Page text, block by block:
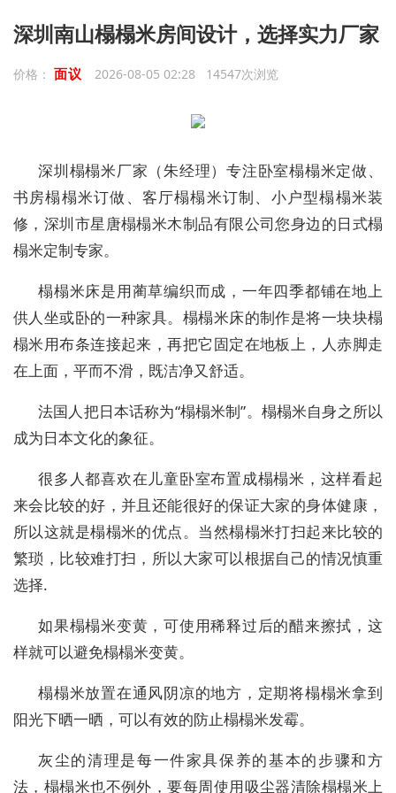
深圳南山榻榻米房间设计，选择实力厂家
价格： 面议 2026-08-05 02:28 14547次浏览
深圳榻榻米厂家（朱经理）专注卧室榻榻米定做、
书房榻榻米订做、客厅榻榻米订制、小户型榻榻米装
修，深圳市星唐榻榻米木制品有限公司您身边的日式榻
榻米定制专家。
榻榻米床是用蔺草编织而成，一年四季都铺在地上
供人坐或卧的一种家具。榻榻米床的制作是将一块块榻
榻米用布条连接起来，再把它固定在地板上，人赤脚走
在上面，平而不滑，既洁净又舒适。
法国人把日本话称为“榻榻米制”。榻榻米自身之所以
成为日本文化的象征。
很多人都喜欢在儿童卧室布置成榻榻米，这样看起
来会比较的好，并且还能很好的保证大家的身体健康，
所以这就是榻榻米的优点。当然榻榻米打扫起来比较的
繁琐，比较难打扫，所以大家可以根据自己的情况慎重
选择.
如果榻榻米变黄，可使用稀释过后的醋来擦拭，这
样就可以避免榻榻米变黄。
榻榻米放置在通风阴凉的地方，定期将榻榻米拿到
阳光下晒一晒，可以有效的防止榻榻米发霉。
灰尘的清理是每一件家具保养的基本的步骤和方
法，榻榻米也不例外，要每周使用吸尘器清除榻榻米上